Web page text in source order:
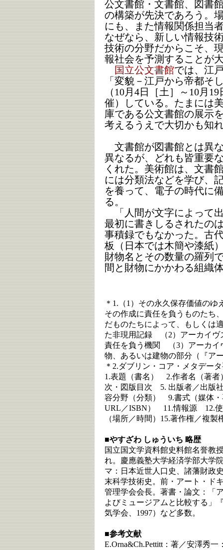
公文書館・文書館、図書
の構築が先決であろう。
にも、また情報関係担当
なぜなら、新しい情報技
技術の分野だからこそ、
報社会を予測することが
国立公文書館では、江
「変貌－江戸から帝都そ
（10月4日［土］～10月
催）している。たまには
庫である公文書館の展示
考えるうえで大切かも知
文書館が図書館とは異
異なるが、どれも皆重要
くれた。美術館は、文書
には分類法などを学び、
を養って、電子の時代に
る。
「人間が文字によって
最初に書きしるされたの
事積録でもなかった。古
板（日本では木簡や漆紙
財物名とその数量の羅列
間と財物にかかわる組織
＊1.（1）その永久保存価値の
その作成に責任を負うものたち
だものたちによって、もしくは
た非現用記録 （2）アーカイヴ
責任を負う機関 （3）アーカイ
物、あるいは建物の部分（『ア
＊2.ダブリン・コア・メタデー
1.表題（書名） 2.作者名（著
次・図版目次 5. 出版者／出
容分野（分類） 9.書式（媒体
URL／ISBN） 11.情報源 12.
（場所／時間）15.著作権／複製
■やすざわ しゅういち 略歴
国立国文学資料館史料館名誉教
れ。慶應義塾大学経済学部大学
マ：日本近世人口史、諸藩財政
末科学技術史。前・アート・ド
管理学会会長。著書・論文：「
よびミュージアムと比較する」
気学会、1997）など多数。
■参考文献
E.Orna&Ch.Pettitt：著／安澤秀